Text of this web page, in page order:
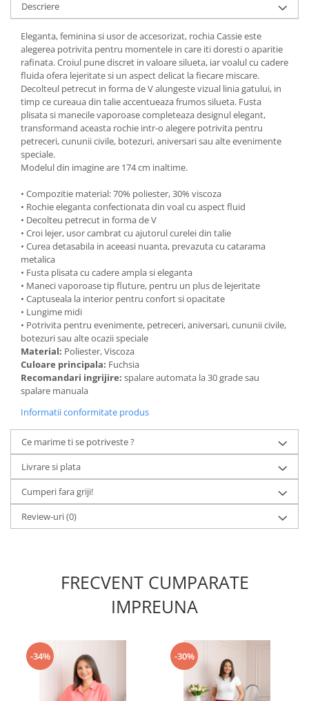
Descriere
Eleganta, feminina si usor de accesorizat, rochia Cassie este
alegerea potrivita pentru momentele in care iti doresti o aparitie
rafinata. Croiul pune discret in valoare silueta, iar voalul cu cadere
fluida ofera lejeritate si un aspect delicat la fiecare miscare.
Decolteul petrecut in forma de V alungeste vizual linia gatului, in
timp ce cureaua din talie accentueaza frumos silueta. Fusta
plisata si manecile vaporoase completeaza designul elegant,
transformand aceasta rochie intr-o alegere potrivita pentru
petreceri, cununii civile, botezuri, aniversari sau alte evenimente
speciale.
Modelul din imagine are 174 cm inaltime.
• Compozitie material: 70% poliester, 30% viscoza
• Rochie eleganta confectionata din voal cu aspect fluid
• Decolteu petrecut in forma de V
• Croi lejer, usor cambrat cu ajutorul curelei din talie
• Curea detasabila in aceeasi nuanta, prevazuta cu catarama
metalica
• Fusta plisata cu cadere ampla si eleganta
• Maneci vaporoase tip fluture, pentru un plus de lejeritate
• Captuseala la interior pentru confort si opacitate
• Lungime midi
• Potrivita pentru evenimente, petreceri, aniversari, cununii civile,
botezuri sau alte ocazii speciale
Material: Poliester, Viscoza
Culoare principala: Fuchsia
Recomandari ingrijire: spalare automata la 30 grade sau
spalare manuala
Informatii conformitate produs
Ce marime ti se potriveste ?
Livrare si plata
Cumperi fara griji!
Review-uri(0)
FRECVENT CUMPARATE
IMPREUNA
-34% -30%